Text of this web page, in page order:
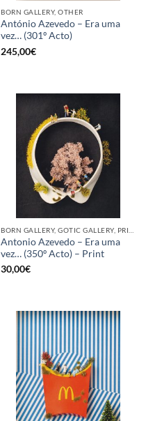
BORN GALLERY, OTHER
António Azevedo – Era uma
vez… (301º Acto)
245,00€
Antonio Azevedo – Era uma
vez… (350º Acto) – Print
30,00€